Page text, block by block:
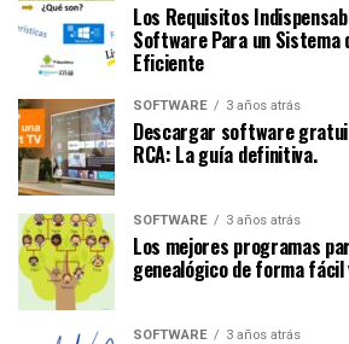
Los Requisitos
Software Para un Sistema
Eficiente
SOFTWARE 3 años atrás
Descargar software
RCA: La guía definitiva.
SOFTWARE 3 años atrás
Los mejores programas
genealógico de forma fácil
SOFTWARE 3 años atrás